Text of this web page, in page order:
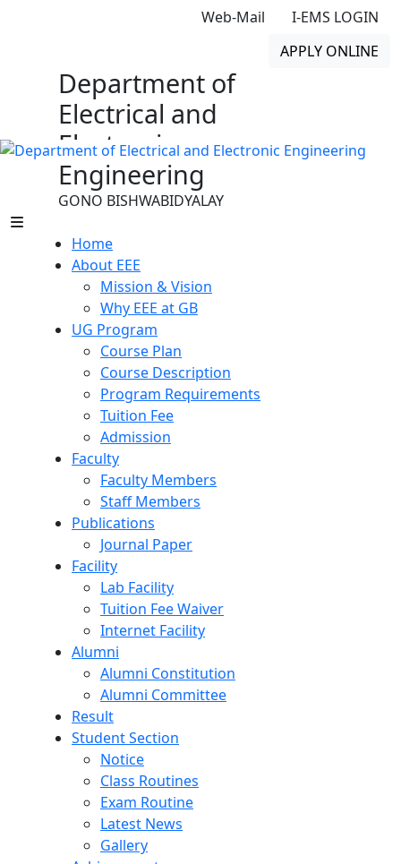
Web-Mail
I-EMS LOGIN
APPLY ONLINE
Department of
Electrical and
Electronic
Engineering
GONO BISHWABIDYALAY
Home
About EEE
Mission & Vision
Why EEE at GB
UG Program
Course Plan
Course Description
Program Requirements
Tuition Fee
Admission
Faculty
Faculty Members
Staff Members
Publications
Journal Paper
Facility
Lab Facility
Tuition Fee Waiver
Internet Facility
Alumni
Alumni Constitution
Alumni Committee
Result
Student Section
Notice
Class Routines
Exam Routine
Latest News
Gallery